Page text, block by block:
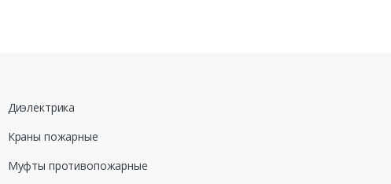
Диэлектрика
Краны пожарные
Муфты противопожарные